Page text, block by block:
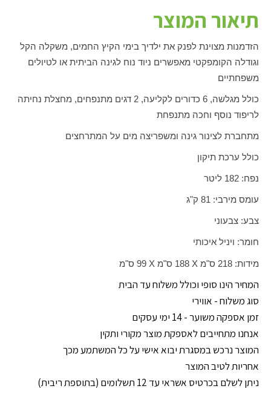
תיאור המוצר
הזדמנות מצוינת לפנק את ילדיך בימי הקיץ החמים, משקלה הקל
וגודלה הקומפקטי מאפשרים ניוד נוח לגינה הביתית או לטיולים
משפחתיים
כולל מגלשה, 6 כדורים לקליעה, 2 דגים מתנפחים, מחצלת נחיתה
לריפוד נוסף וחכה מתנפחת
מתחברת לצינור גינה ומשפריצה מים על המתרחצים
כולל ערכת תיקון
נפח: 182 ליטר
עומס מירבי: 81 ק"ג
צבע: צבעוני
חומר: ויניל איכותי
מידות: 218 ס"מ X
X
המחיר הינו סופי וכולל משלוח עד הבית
סוג משלוח - אווירי
זמן אספקה משוער - 14 ימי עסקים
אנחנו מתחייבים לאספקת מוצר מקורי ותקין
המוצר נרכש במסגרת יבוא אישי על כל המשתמע מכך
אחריות לטיב המוצר
ניתן לשלם בכרטיס אשראי עד 12 תשלומים (בתוספת ריבית)